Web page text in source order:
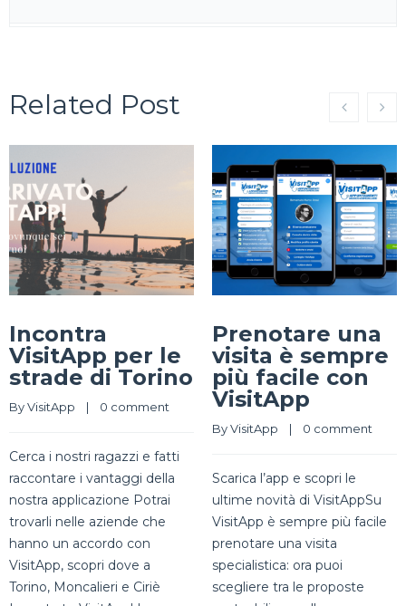
Related Post
Incontra
VisitApp per le
strade di Torino
By VisitApp
    |
0 comment
Cerca i nostri ragazzi e fatti
raccontare i vantaggi della
nostra applicazione Potrai
trovarli nelle aziende che
hanno un accordo con
VisitApp, scopri dove a
Torino, Moncalieri e Ciriè
Prenotare una
visita è sempre
più facile con
VisitApp
By VisitApp
    |
0 comment
Scarica l’app e scopri le
ultime novità di VisitAppSu
VisitApp è sempre più facile
prenotare una visita
specialistica: ora puoi
scegliere tra le proposte